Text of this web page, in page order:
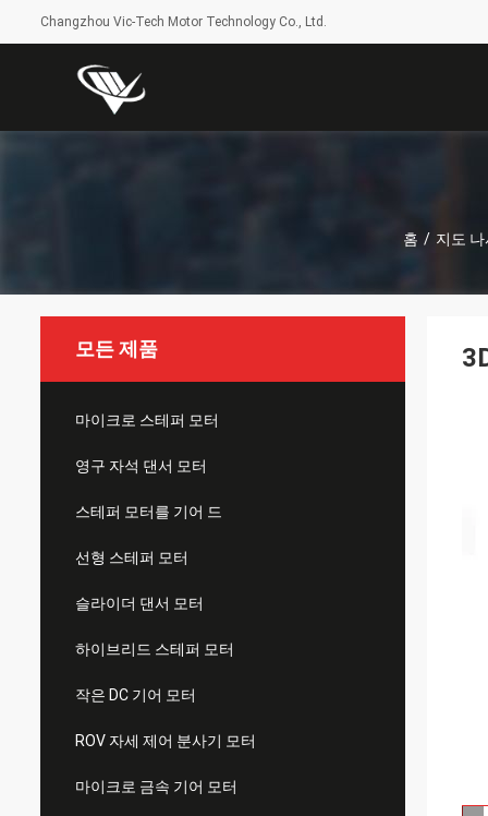
Changzhou Vic-Tech Motor Technology Co., Ltd.
홈 / 지도
모든 제품
마이크로 스테퍼 모터
영구 자석 댄서 모터
스테퍼 모터를 기어 드
선형 스테퍼 모터
슬라이더 댄서 모터
하이브리드 스테퍼 모터
작은 DC 기어 모터
ROV 자세 제어 분사기 모터
마이크로 금속 기어 모터